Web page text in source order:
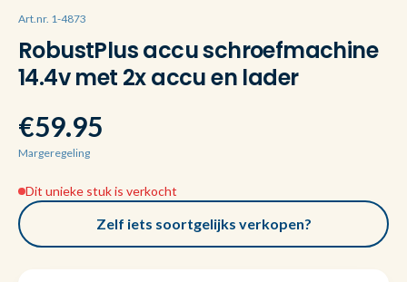
Art.nr. 1-4873
RobustPlus accu schroefmachine
14.4v met 2x accu en lader
€59.95
Margeregeling
Dit unieke stuk is verkocht
Zelf iets soortgelijks verkopen?